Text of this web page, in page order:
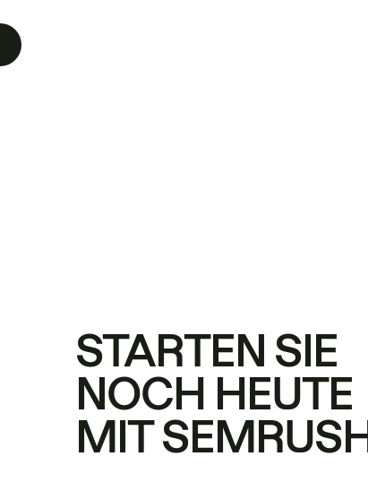
STARTEN SIE
NOCH HEUTE
MIT